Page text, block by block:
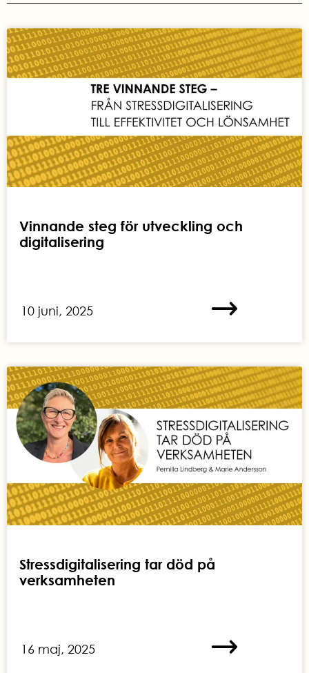
Vinnande steg för utveckling och
digitalisering
10 juni, 2025
Stressdigitalisering tar död på
verksamheten
16 maj, 2025